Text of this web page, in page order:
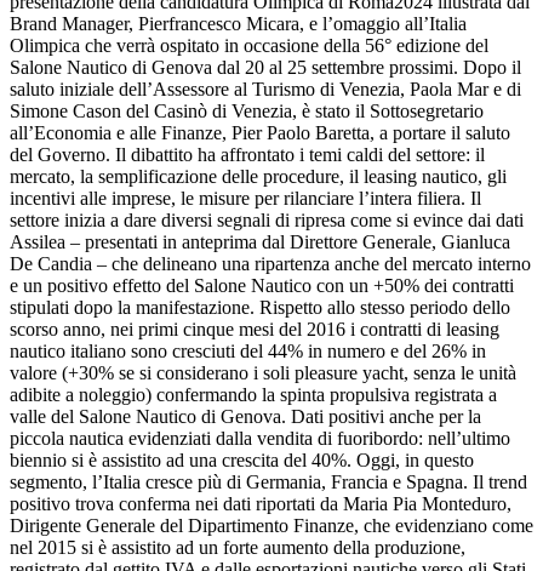
Brand Manager, Pierfrancesco Micara, e l’omaggio all’Italia
Olimpica che verrà ospitato in occasione della 56° edizione del
Salone Nautico di Genova dal 20 al 25 settembre prossimi. Dopo il
saluto iniziale dell’Assessore al Turismo di Venezia, Paola Mar e di
Simone Cason del Casinò di Venezia, è stato il Sottosegretario
all’Economia e alle Finanze, Pier Paolo Baretta, a portare il saluto
del Governo. Il dibattito ha affrontato i temi caldi del settore: il
mercato, la semplificazione delle procedure, il leasing nautico, gli
incentivi alle imprese, le misure per rilanciare l’intera filiera. Il
settore inizia a dare diversi segnali di ripresa come si evince dai dati
Assilea – presentati in anteprima dal Direttore Generale, Gianluca
De Candia – che delineano una ripartenza anche del mercato interno
e un positivo effetto del Salone Nautico con un +50% dei contratti
stipulati dopo la manifestazione. Rispetto allo stesso periodo dello
scorso anno, nei primi cinque mesi del 2016 i contratti di leasing
nautico italiano sono cresciuti del 44% in numero e del 26% in
valore (+30% se si considerano i soli pleasure yacht, senza le unità
adibite a noleggio) confermando la spinta propulsiva registrata a
valle del Salone Nautico di Genova. Dati positivi anche per la
piccola nautica evidenziati dalla vendita di fuoribordo: nell’ultimo
biennio si è assistito ad una crescita del 40%. Oggi, in questo
segmento, l’Italia cresce più di Germania, Francia e Spagna. Il trend
positivo trova conferma nei dati riportati da Maria Pia Monteduro,
Dirigente Generale del Dipartimento Finanze, che evidenziano come
nel 2015 si è assistito ad un forte aumento della produzione,